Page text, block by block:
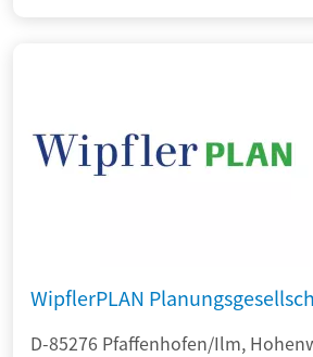
WipflerPLAN
D-85276 Pfaffenhofen/Ilm,